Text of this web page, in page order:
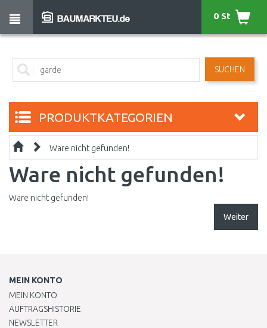
SUCHEN
0 St
PRODUKTKATEGORIEN
Ware nicht gefunden!
Ware nicht gefunden!
Ware nicht gefunden!
Weiter
MEIN KONTO
MEIN KONTO
AUFTRAGSHISTORIE
NEWSLETTER